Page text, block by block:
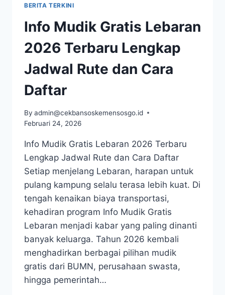
TAHAPAN
DAN
FINALISASI
BERITA TERKINI
Info Mudik Gratis Lebaran
2026 Terbaru Lengkap
Jadwal Rute dan Cara
Daftar
By admin@cekbansoskemensosgo.id
Februari 24, 2026
Info Mudik Gratis Lebaran 2026 Terbaru
Lengkap Jadwal Rute dan Cara Daftar
Setiap menjelang Lebaran, harapan untuk
pulang kampung selalu terasa lebih kuat. Di
tengah kenaikan biaya transportasi,
kehadiran program Info Mudik Gratis
Lebaran menjadi kabar yang paling dinanti
banyak keluarga. Tahun 2026 kembali
menghadirkan berbagai pilihan mudik
gratis dari BUMN, perusahaan swasta,
hingga pemerintah…